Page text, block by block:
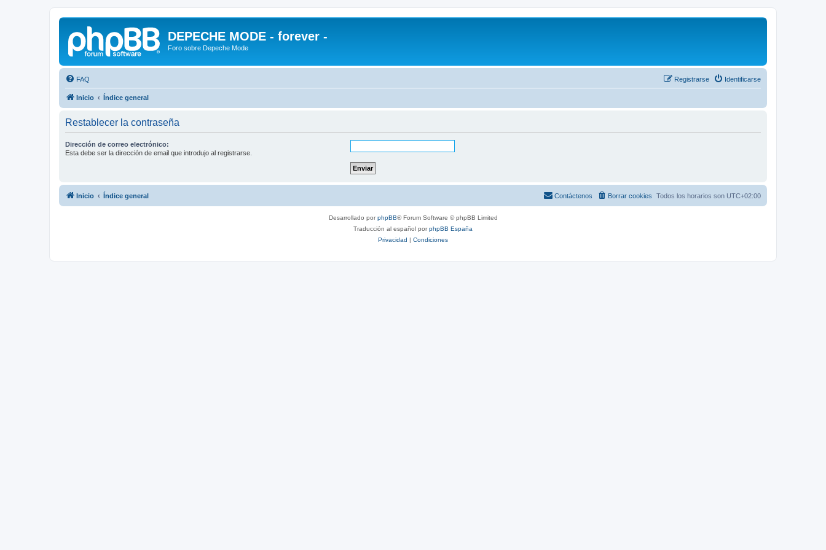
DEPECHE MODE - forever -
Foro sobre Depeche Mode
FAQ Identificarse
Registrarse
Inicio Índice general
Restablecer la contraseña
Dirección de correo electrónico:
Esta debe ser la dirección de email que introdujo al registrarse.
Inicio Índice general Todos los horarios son UTC+02:00
Borrar cookies
Contáctenos
Desarrollado porphpBB® Forum Software © phpBB Limited
Traducción al español porphpBB España
Privacidad | Condiciones